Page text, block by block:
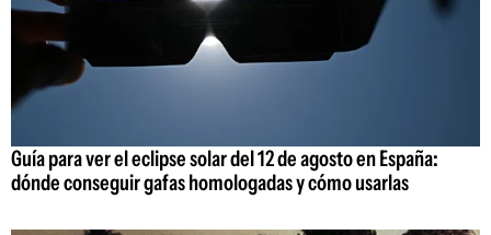
Guía para ver el eclipse solar del 12 de agosto en España:
dónde conseguir gafas homologadas y cómo usarlas